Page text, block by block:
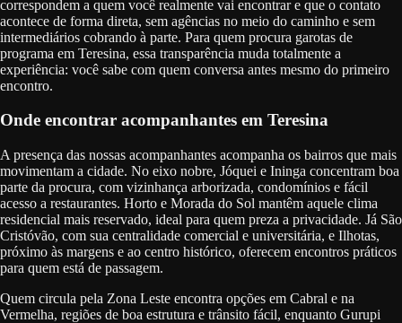
correspondem a quem você realmente vai encontrar e que o contato
acontece de forma direta, sem agências no meio do caminho e sem
intermediários cobrando à parte. Para quem procura garotas de
programa em Teresina, essa transparência muda totalmente a
experiência: você sabe com quem conversa antes mesmo do primeiro
encontro.
Onde encontrar acompanhantes em Teresina
A presença das nossas acompanhantes acompanha os bairros que mais
movimentam a cidade. No eixo nobre, Jóquei e Ininga concentram boa
parte da procura, com vizinhança arborizada, condomínios e fácil
acesso a restaurantes. Horto e Morada do Sol mantêm aquele clima
residencial mais reservado, ideal para quem preza a privacidade. Já São
Cristóvão, com sua centralidade comercial e universitária, e Ilhotas,
próximo às margens e ao centro histórico, oferecem encontros práticos
para quem está de passagem.
Quem circula pela Zona Leste encontra opções em Cabral e na
Vermelha, regiões de boa estrutura e trânsito fácil, enquanto Gurupi